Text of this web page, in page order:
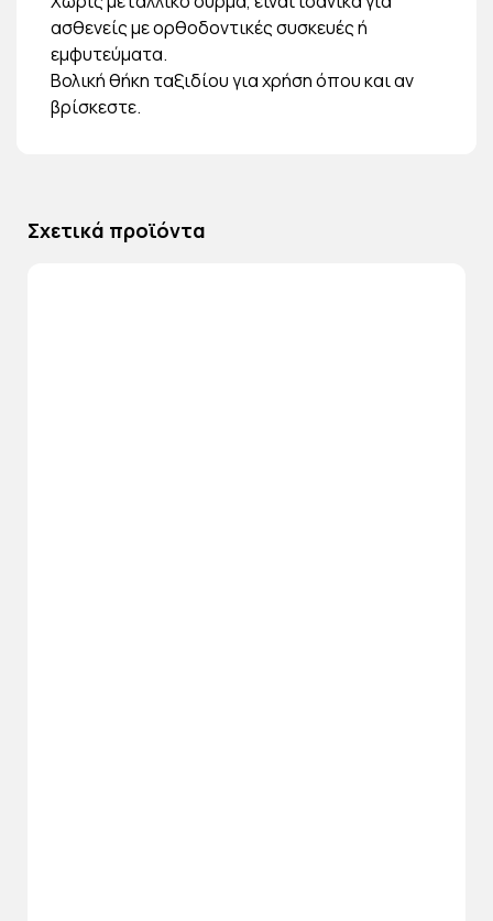
ασθενείς με ορθοδοντικές συσκευές ή
εμφυτεύματα.
Βολική θήκη ταξιδίου για χρήση όπου και αν
βρίσκεστε.
Σχετικά προϊόντα